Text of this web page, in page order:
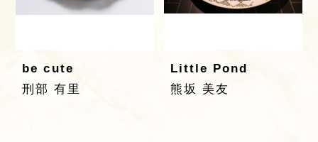
be cute
刑部 有里
Little Pond
熊坂 美友